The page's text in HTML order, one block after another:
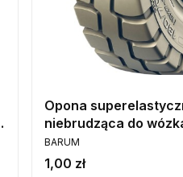
Opona
niebrudząca do
6.00-9 w wersji SIT
PRODUCENT
BARUM
Cena
1,00 zł